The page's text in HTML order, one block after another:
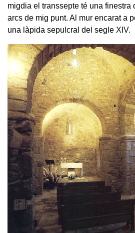
migdia el transsepte té una finestra
arcs de mig punt. Al mur encarat a
una làpida sepulcral del segle XIV.